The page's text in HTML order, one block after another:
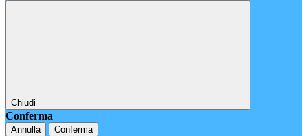
Chiudi
Conferma
Annulla Conferma